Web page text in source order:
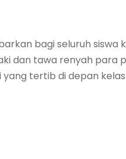
bagi seluruh siswa
dan tawa renyah para
tertib di depan kelas